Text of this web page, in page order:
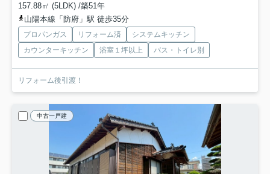
157.88㎡ (5LDK) /築51年
山陽本線「防府」駅 徒歩35分
プロパンガス リフォーム済
システムキッチン
カウンターキッチン
浴室１坪以上 バス・トイレ別
リフォーム後引渡！
中古一戸建